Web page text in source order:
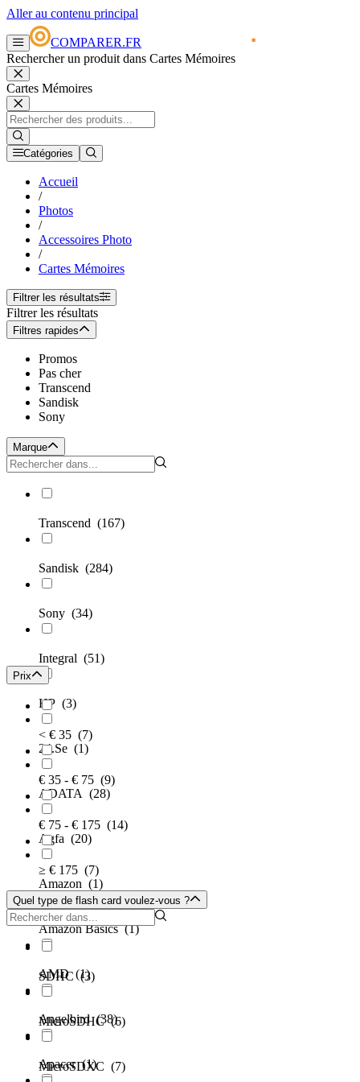
Aller au contenu principal
COMPARER.FR
Rechercher un produit dans Cartes Mémoires
Cartes Mémoires
Catégories
Accueil
/
Photos
/
Accessoires Photo
/
Cartes Mémoires
Filtrer les résultats
Filtrer les résultats
Filtres rapides
Promos
Pas cher
Transcend
Sandisk
Sony
Marque
Transcend (167)
Sandisk (284)
Sony (34)
Integral (51)
HP (3)
24.Se (1)
ADATA (28)
Agfa (20)
Amazon (1)
Amazon Basics(1)
AMD(1)
Angelbird(38)
Apacer(1)
Prix
< € 35 (7)
€ 35 - € 75 (9)
€ 75 - € 175 (14)
≥ € 175 (7)
Quel type de flash card voulez-vous ?
SDHC(3)
MicroSDHC(6)
MicroSDXC (7)